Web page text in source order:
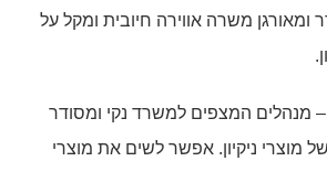
משרה אווירה חיובית ומקל על
– מנהלים המצפים למשרד נקי ומסודר
מוצרי ניקיון. אפשר לשים את מוצרי